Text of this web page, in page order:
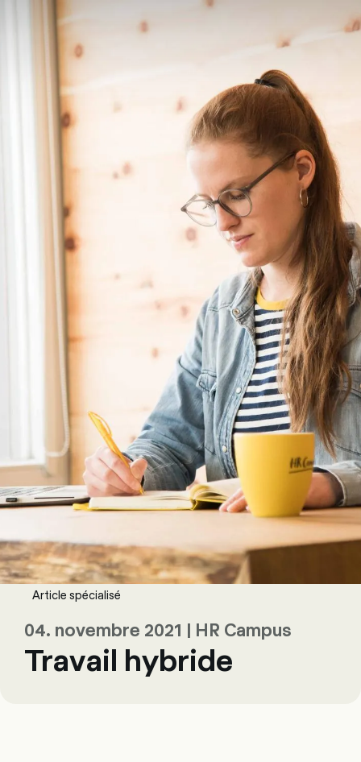
Logiciels À propos
Article spécialisé
04. novembre 2021 | HR Campus
Travail hybride